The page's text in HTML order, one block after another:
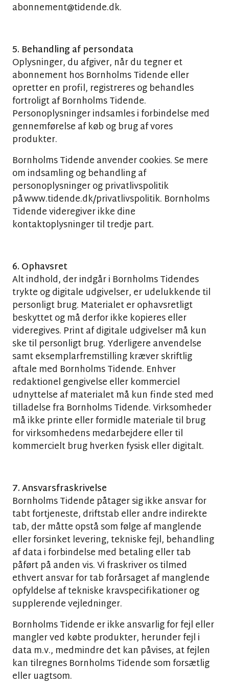
abonnement@tidende.dk.
5. Behandling af persondata
Oplysninger, du afgiver, når du tegner et
abonnement hos Bornholms Tidende eller
opretter en profil, registreres og behandles
fortroligt af Bornholms Tidende.
Personoplysninger indsamles i forbindelse med
gennemførelse af køb og brug af vores
produkter.
Bornholms Tidende anvender cookies. Se mere
om indsamling og behandling af
personoplysninger og privatlivspolitik
på www.tidende.dk/privatlivspolitik. Bornholms
Tidende videregiver ikke dine
kontaktoplysninger til tredje part.
6. Ophavsret
Alt indhold, der indgår i Bornholms Tidendes
trykte og digitale udgivelser, er udelukkende til
personligt brug. Materialet er ophavsretligt
beskyttet og må derfor ikke kopieres eller
videregives. Print af digitale udgivelser må kun
ske til personligt brug. Yderligere anvendelse
samt eksemplarfremstilling kræver skriftlig
aftale med Bornholms Tidende. Enhver
redaktionel gengivelse eller kommerciel
udnyttelse af materialet må kun finde sted med
tilladelse fra Bornholms Tidende. Virksomheder
må ikke printe eller formidle materiale til brug
for virksomhedens medarbejdere eller til
kommercielt brug hverken fysisk eller digitalt.
7. Ansvarsfraskrivelse
Bornholms Tidende påtager sig ikke ansvar for
tabt fortjeneste, driftstab eller andre indirekte
tab, der måtte opstå som følge af manglende
eller forsinket levering, tekniske fejl, behandling
af data i forbindelse med betaling eller tab
påført på anden vis. Vi fraskriver os tilmed
ethvert ansvar for tab forårsaget af manglende
opfyldelse af tekniske kravspecifikationer og
supplerende vejledninger.
Bornholms Tidende er ikke ansvarlig for fejl eller
mangler ved købte produkter, herunder fejl i
data m.v., medmindre det kan påvises, at fejlen
kan tilregnes Bornholms Tidende som forsætlig
eller uagtsom.